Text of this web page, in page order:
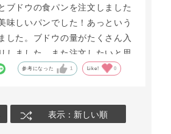
ブドウの食パンを注文しました
味しいパンでした！あっという
した。ブドウの量がたくさん入
しました。また注文したいと思
参考になった 1 Like! 0
表示：新しい順